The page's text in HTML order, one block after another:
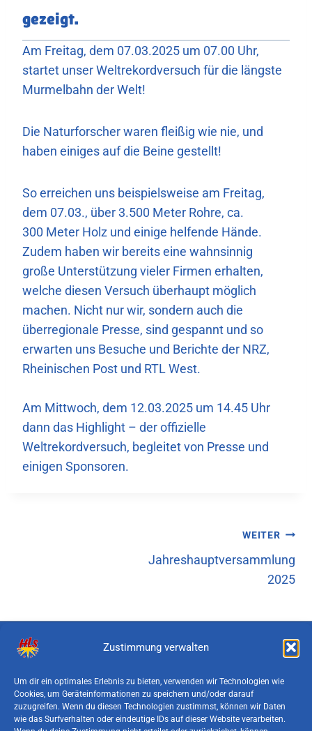
Zustimmung verwalten
Um dir ein optimales Erlebnis zu bieten, verwenden wir Technologien wie
Cookies, um Geräteinformationen zu speichern und/oder darauf
zuzugreifen. Wenn du diesen Technologien zustimmst, können wir Daten
wie das Surfverhalten oder eindeutige IDs auf dieser Website verarbeiten.
gezeigt.
Am Freitag, dem 07.03.2025 um 07.00 Uhr,
startet unser Weltrekordversuch für die längste
Murmelbahn der Welt!
Die Naturforscher waren fleißig wie nie, und
haben einiges auf die Beine gestellt!
So erreichen uns beispielsweise am Freitag,
dem 07.03., über 3.500 Meter Rohre, ca.
300 Meter Holz und einige helfende Hände.
Zudem haben wir bereits eine wahnsinnig
große Unterstützung vieler Firmen erhalten,
welche diesen Versuch überhaupt möglich
machen. Nicht nur wir, sondern auch die
überregionale Presse, sind gespannt und so
erwarten uns Besuche und Berichte der NRZ,
Rheinischen Post und RTL West.
Am Mittwoch, dem 12.03.2025 um 14.45 Uhr
dann das Highlight – der offizielle
Weltrekordversuch, begleitet von Presse und
einigen Sponsoren.
BeitragsnavigationWEITER
Jahreshauptversammlung
2025
Gemeinschaftsgrundschule der Stadt
Hamminkeln